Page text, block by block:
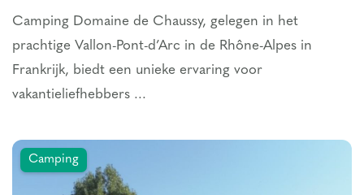
Camping Domaine de Chaussy, gelegen in het
prachtige Vallon-Pont-d’Arc in de Rhône-Alpes in
Frankrijk, biedt een unieke ervaring voor
vakantieliefhebbers ...
Camping